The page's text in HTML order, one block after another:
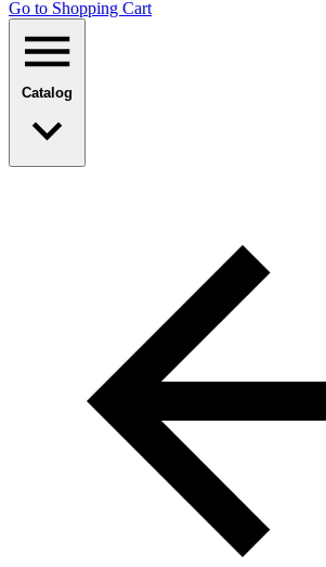
Go to Shopping Сart
Catalog